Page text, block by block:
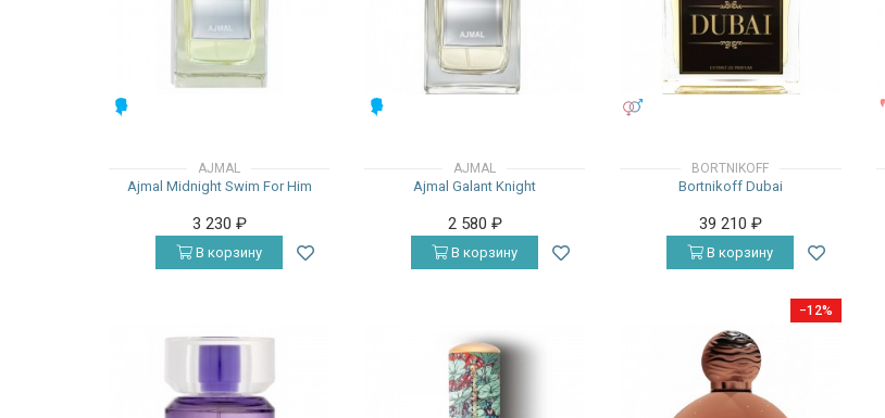
AJMAL
Ajmal Midnight Swim For Him
3 230 ₽
В корзину
AJMAL
Ajmal Galant Knight
2 580 ₽
В корзину
BORTNIKOFF
Bortnikoff Dubai
39 210 ₽
В корзину
−12%